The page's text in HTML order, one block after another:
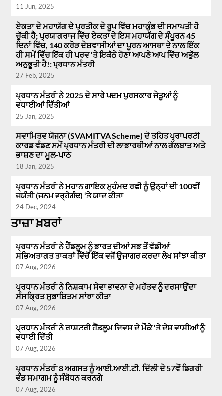
11 Jun, 2025
ਏਕਤਾ ਦੇ ਮਹਾਯੱਗ ਦੇ ਪ੍ਰਤੀਕ ਦੇ ਰੂਪ ਵਿੱਚ ਮਹਾਕੁੰਭ ਦੀ ਸਮਾਪਤੀ ਹੋ
ਚੁੱਕੀ ਹੈ; ਪ੍ਰਯਾਗਰਾਜ ਵਿੱਚ ਏਕਤਾ ਦੇ ਇਸ ਮਹਾਯੱਗ ਦੇ ਸੰਪੂਰਨ 45
ਦਿਨਾਂ ਵਿੱਚ, 140 ਕਰੋੜ ਦੇਸ਼ਵਾਸੀਆਂ ਦਾ ਪੂਰਨ ਆਸਥਾ ਦੇ ਨਾਲ ਇੱਕ
ਹੀ ਸਮੇਂ ਵਿੱਚ ਇੱਕ ਹੀ ਪਰਵ ‘ਤੇ ਇਕੱਠੇ ਹੋਣਾ ਆਪਣੇ ਆਪ ਵਿੱਚ ਅਭੁੱਲ
ਅਨੁਭੂਤੀ ਹੈ!: ਪ੍ਰਧਾਨ ਮੰਤਰੀ
27 Feb, 2025
ਪ੍ਰਧਾਨ ਮੰਤਰੀ ਨੇ 2025 ਦੇ ਸਾਰੇ ਪਦਮ ਪੁਰਸਕਾਰ ਜੇਤੂਆਂ ਨੂੰ
ਵਧਾਈਆਂ ਦਿੱਤੀਆਂ
25 Jan, 2025
ਸਵਾਮਿਤਵ ਯੋਜਨਾ (SVAMITVA Scheme) ਦੇ ਤਹਿਤ ਪ੍ਰਾਪਰਟੀ
ਕਾਰਡ ਵੰਡਣ ਸਮੇਂ ਪ੍ਰਧਾਨ ਮੰਤਰੀ ਦੀ ਲਾਭਾਰਥੀਆਂ ਨਾਲ ਗੱਲਬਾਤ ਅਤੇ
ਭਾਸ਼ਣ ਦਾ ਮੂਲ-ਪਾਠ
18 Jan, 2025
ਪ੍ਰਧਾਨ ਮੰਤਰੀ ਨੇ ਮਹਾਨ ਗਾਇਕ ਮੁਹੰਮਦ ਰਫੀ ਨੂੰ ਉਨ੍ਹਾਂ ਦੀ 100ਵੀਂ
ਜਯੰਤੀ (ਜਨਮ ਵਰ੍ਹੇਗੰਢ) ‘ਤੇ ਯਾਦ ਕੀਤਾ
24 Dec, 2024
ਤਾਜ਼ਾ ਖ਼ਬਰਾਂ
ਪ੍ਰਧਾਨ ਮੰਤਰੀ ਨੇ ਹੈਂਡਲੂਮ ਨੂੰ ਭਾਰਤ ਦੀਆਂ ਸਭ ਤੋਂ ਵੱਡੀਆਂ
ਸਭਿਅਤਾਗਤ ਤਾਕਤਾਂ ਵਿੱਚੋਂ ਇੱਕ ਵਜੋਂ ਉਜਾਗਰ ਕਰਦਾ ਲੇਖ ਸਾਂਝਾ ਕੀਤਾ
07 Aug, 2026
ਪ੍ਰਧਾਨ ਮੰਤਰੀ ਨੇ ਨਿਸ਼ਕਾਮ ਸੇਵਾ ਭਾਵਨਾ ਦੇ ਮਹੱਤਵ ਨੂੰ ਦਰਸਾਉਂਦਾ
ਸੰਸਕ੍ਰਿਤ ਸੁਭਾਸ਼ਿਤਮ ਸਾਂਝਾ ਕੀਤਾ
07 Aug, 2026
ਪ੍ਰਧਾਨ ਮੰਤਰੀ ਨੇ ਰਾਸ਼ਟਰੀ ਹੈਂਡਲੂਮ ਦਿਵਸ ਦੇ ਮੌਕੇ ‘ਤੇ ਦੇਸ਼ ਵਾਸੀਆਂ ਨੂੰ
ਵਧਾਈ ਦਿੱਤੀ
07 Aug, 2026
ਪ੍ਰਧਾਨ ਮੰਤਰੀ 8 ਅਗਸਤ ਨੂੰ ਆਈ.ਆਈ.ਟੀ. ਦਿੱਲੀ ਦੇ 57ਵੇਂ ਡਿਗਰੀ
ਵੰਡ ਸਮਾਗਮ ਨੂੰ ਸੰਬੋਧਨ ਕਰਨਗੇ
07 Aug, 2026